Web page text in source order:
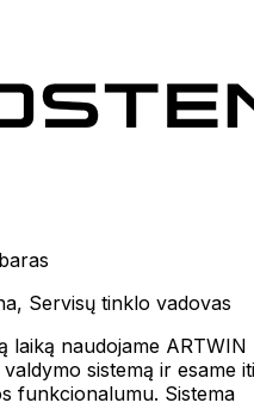
, Servisų tinklo vadovas
laiką naudojame ARTWIN
sistemą ir esame
funkcionalumu. Sistema